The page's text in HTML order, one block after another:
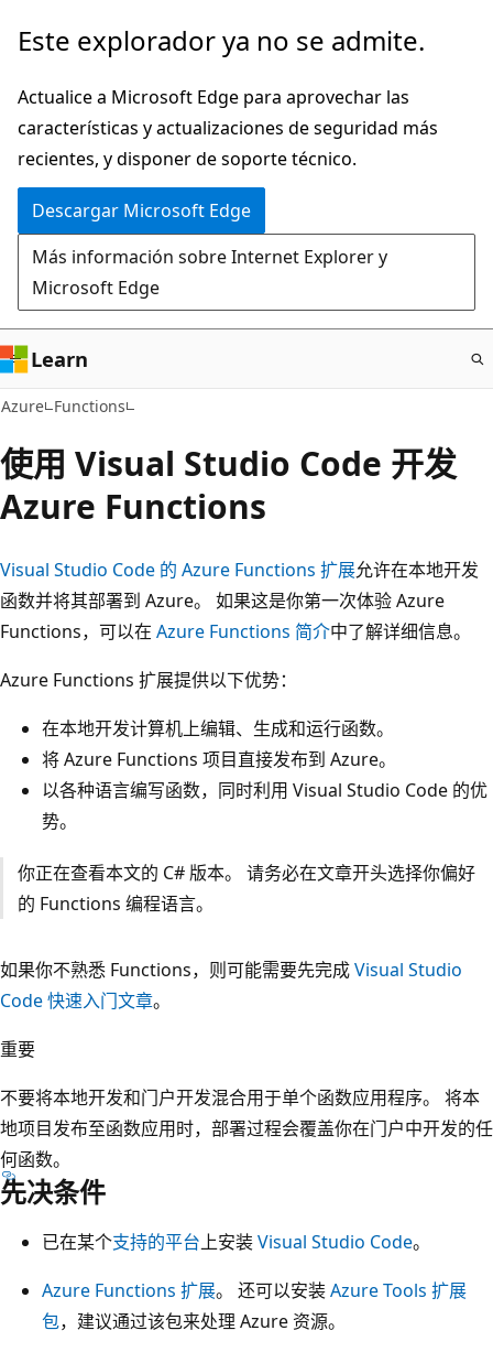
Ir
contenido
principal
Este explorador ya no se admite.
Actualice a Microsoft Edge para aprovechar las
características y actualizaciones de seguridad más
recientes, y disponer de soporte técnico.
Descargar Microsoft Edge
Más información sobre Internet Explorer y
Microsoft Edge
Learn
Azure Functions
使用 Visual Studio Code 开发
Azure Functions
Visual Studio Code 的 Azure Functions 扩展允许在本地开发
函数并将其部署到 Azure。 如果这是你第一次体验 Azure
Functions，可以在 Azure Functions 简介中了解详细信息。
Azure Functions 扩展提供以下优势：
在本地开发计算机上编辑、生成和运行函数。
将 Azure Functions 项目直接发布到 Azure。
以各种语言编写函数，同时利用 Visual Studio Code 的优
势。
你正在查看本文的 C# 版本。 请务必在文章开头选择你偏好
的 Functions 编程语言。
如果你不熟悉 Functions，则可能需要先完成Visual Studio
Code 快速入门文章。
重要
不要将本地开发和门户开发混合用于单个函数应用程序。 将本
地项目发布至函数应用时，部署过程会覆盖你在门户中开发的任
何函数。
先决条件
已在某个支持的平台上安装Visual Studio Code。
Azure Functions 扩展。 还可以安装Azure Tools 扩展
包，建议通过该包来处理 Azure 资源。